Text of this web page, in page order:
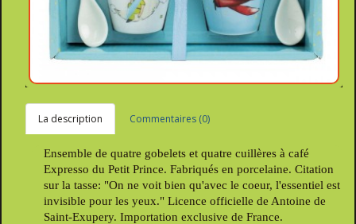
La description Commentaires (0)
Ensemble de quatre gobelets et quatre cuillères à café
Expresso du Petit Prince. Fabriqués en porcelaine. Citation
sur la tasse: "On ne voit bien qu'avec le coeur, l'essentiel est
invisible pour les yeux." Licence officielle de Antoine de
Saint-Exupery. Importation exclusive de France.